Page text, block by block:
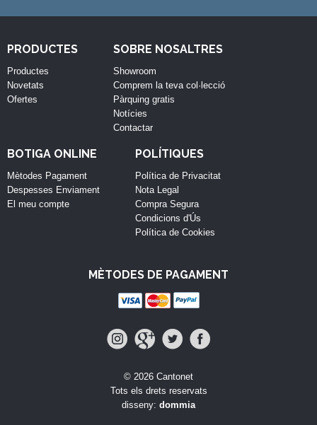
PRODUCTES
Productes
Novetats
Ofertes
SOBRE NOSALTRES
Showroom
Comprem la teva col·lecció
Pàrquing gratis
Notícies
Contactar
BOTIGA ONLINE
Mètodes Pagament
Despesses Enviament
El meu compte
POLÍTIQUES
Política de Privacitat
Nota Legal
Compra Segura
Condicions d'Ús
Política de Cookies
MÈTODES DE PAGAMENT
© 2026 Cantonet
Tots els drets reservats
disseny: dommia